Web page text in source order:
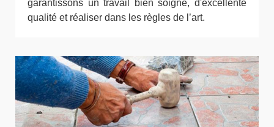
garantissons un travail bien soigné, d'excellente
qualité et réaliser dans les règles de l’art.